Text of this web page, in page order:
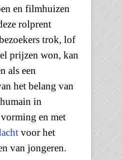
en filmhuizen
rolprent
trok, lof
prijzen won, kan
als een
het belang van
in
en met
voor het
van jongeren.